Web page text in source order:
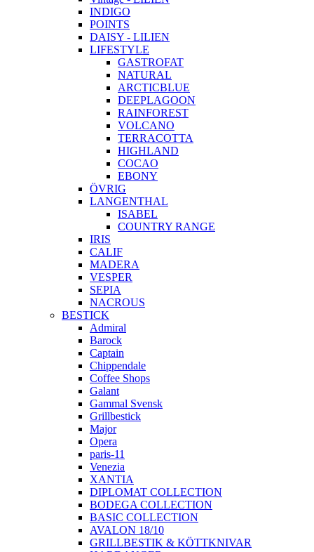
INDIGO
POINTS
DAISY - LILIEN
LIFESTYLE
GASTROFAT
NATURAL
ARCTICBLUE
DEEPLAGOON
RAINFOREST
VOLCANO
TERRACOTTA
HIGHLAND
COCAO
EBONY
ÖVRIG
LANGENTHAL
ISABEL
COUNTRY RANGE
IRIS
CALIF
MADERA
VESPER
SEPIA
NACROUS
BESTICK
Admiral
Barock
Captain
Chippendale
Coffee Shops
Galant
Gammal Svensk
Grillbestick
Major
Opera
paris-11
Venezia
XANTIA
DIPLOMAT COLLECTION
BODEGA COLLECTION
BASIC COLLECTION
AVALON 18/10
GRILLBESTIK & KÖTTKNIVAR